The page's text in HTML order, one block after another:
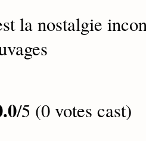
la nostalgie
/5 (0 votes cast)